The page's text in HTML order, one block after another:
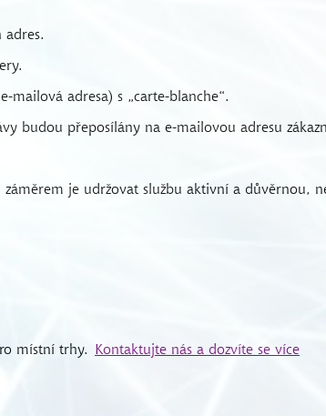
adresa) s „carte-blanche“.
budou přeposílány na e-mailovou adresu
je udržovat službu aktivní a důvěrnou,
místní trhy. Kontaktujte nás a dozvíte se více